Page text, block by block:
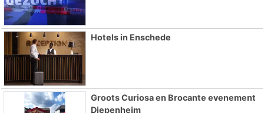
Hotels in Enschede
Groots Curiosa en Brocante evenement
Diepenheim